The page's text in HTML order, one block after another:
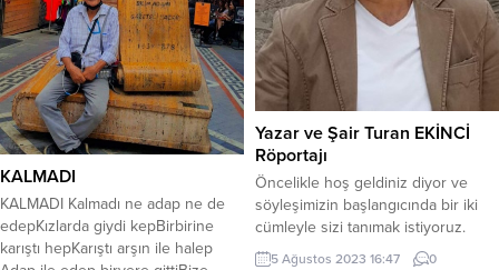
YAPTIKLARINI ANLATACAK…
...
KALMADI
KALMADI Kalmadı ne adap ne de
edepKızlarda giydi kepBirbirine
karıştı hepKarıştı arşın ile halep
Yazar ve Şair Turan EKİNCİ
Röportajı
Öncelikle hoş geldiniz diyor ve
söyleşimizin başlangıcında bir iki
cümleyle sizi tanımak istiyoruz.
Turan EKİNCİ kimdir? 1967 yılında
5 Ağustos 2023 16:47 0